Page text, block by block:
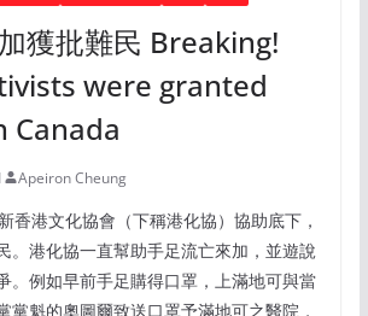
獲批難民 Breaking!
were granted
Canada
Apeiron Cheung
香港文化協會（下稱港化協）協助底下，
。港化協一直幫助手足流亡來加，並遊說
。例如早前手足購得口罩，上滿地可與當
黨魁的奧圖爾致送口罩予滿地可之醫院，